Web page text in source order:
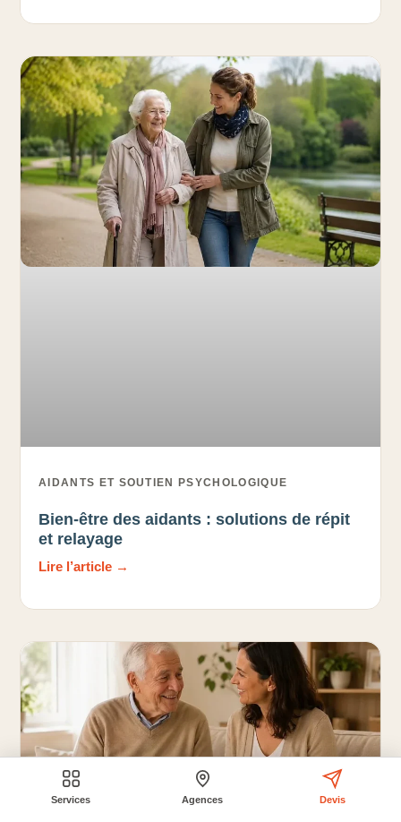
Services Agences Devis
AIDANTS ET SOUTIEN PSYCHOLOGIQUE
Bien-être des aidants : solutions de répit
et relayage
Lire l’article →